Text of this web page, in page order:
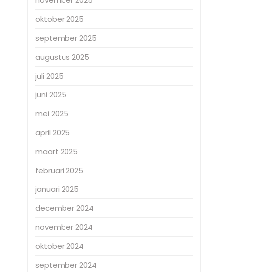
oktober 2025
september 2025
augustus 2025
juli 2025
juni 2025
mei 2025
april 2025
maart 2025
februari 2025
januari 2025
december 2024
november 2024
oktober 2024
september 2024